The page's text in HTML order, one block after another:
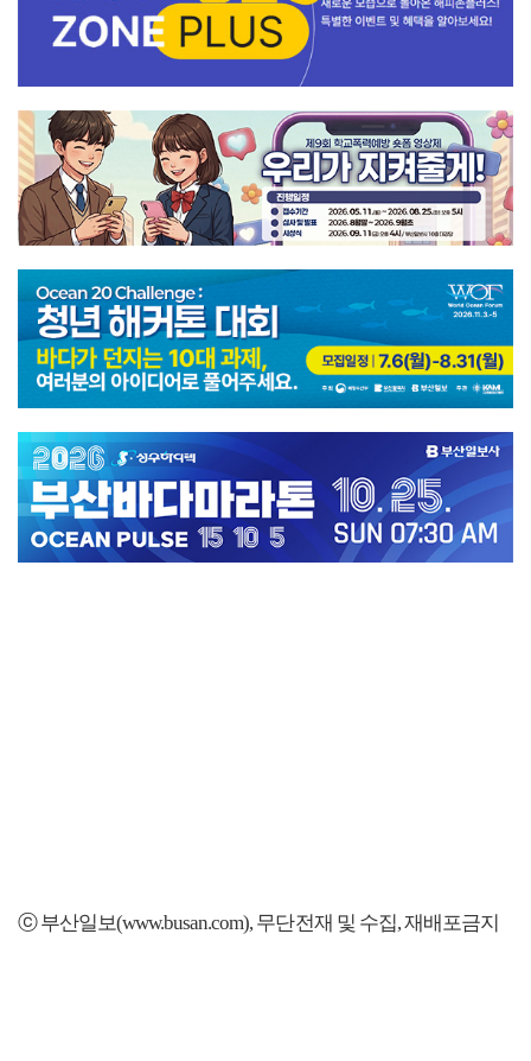
ⓒ 부산일보(www.busan.com), 무단전재 및 수집, 재배포금지